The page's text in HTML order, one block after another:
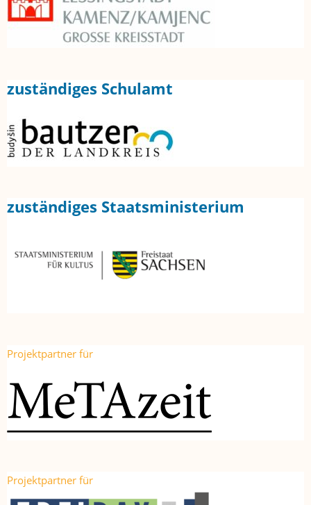
zuständiges Schulamt
zuständiges Staatsministerium
Projektpartner für
Projektpartner für